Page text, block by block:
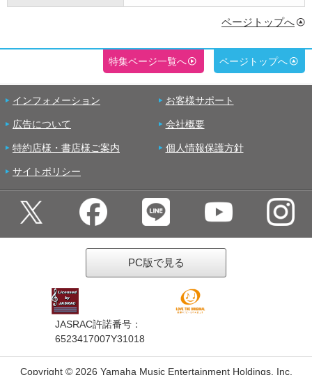
ページトップへ
特集ページ一覧へ ページトップへ
インフォメーション お客様サポート
広告について 会社概要
特約店様・書店様ご案内 個人情報保護方針
サイトポリシー
PC版で見る
JASRAC許諾番号：
6523417007Y31018
Copyright © 2026 Yamaha Music Entertainment Holdings, Inc.